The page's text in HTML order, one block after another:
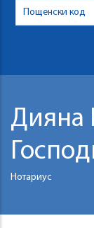
Дияна
Нотариус